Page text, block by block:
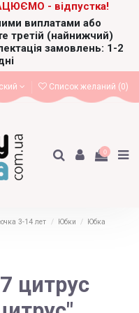
- відпустка!
виплатами або
третій (найнижчий)
замовлень: 1-2
Список желаний (0)
0
3-14 лет Юбки
Юбка
цитрус